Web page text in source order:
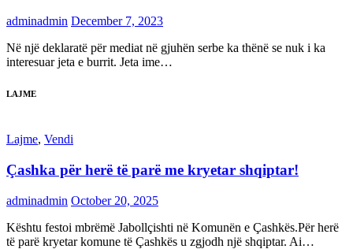
adminadmin December 7, 2023
Në një deklaratë për mediat në gjuhën serbe ka thënë se nuk i ka
interesuar jeta e burrit. Jeta ime…
LAJME
Lajme, Vendi
Çashka për herë të parë me kryetar shqiptar!
adminadmin October 20, 2025
Kështu festoi mbrëmë Jabollçishti në Komunën e Çashkës.Për herë
të parë kryetar komune të Çashkës u zgjodh një shqiptar. Ai…